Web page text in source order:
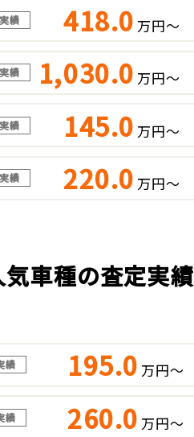
績 418.0 万円～
績 1,030.0 万円～
績 145.0 万円～
績 220.0 万円～
気車種の査定実績
績 195.0 万円～
績 260.0 万円～